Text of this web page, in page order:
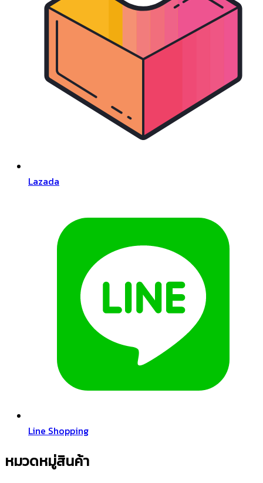
Lazada
Line Shopping
หมวดหมู่สินค้า